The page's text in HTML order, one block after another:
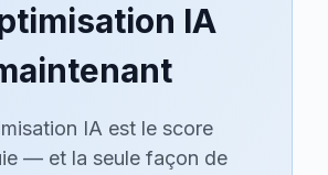
IA
IA est le score
— et la seule façon de